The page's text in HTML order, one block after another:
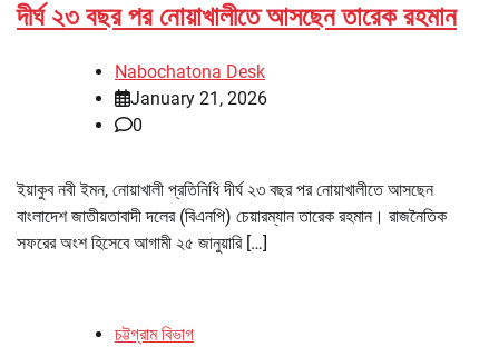
দীর্ঘ ২৩ বছর পর নোয়াখালীতে আসছেন তারেক রহমান
Nabochatona Desk
January 21, 2026
0
ইয়াকুব নবী ইমন, নোয়াখালী প্রতিনিধি দীর্ঘ ২৩ বছর পর নোয়াখালীতে আসছেন
বাংলাদেশ জাতীয়তাবাদী দলের (বিএনপি) চেয়ারম্যান তারেক রহমান। রাজনৈতিক
সফরের অংশ হিসেবে আগামী ২৫ জানুয়ারি […]
চট্টগ্রাম বিভাগ